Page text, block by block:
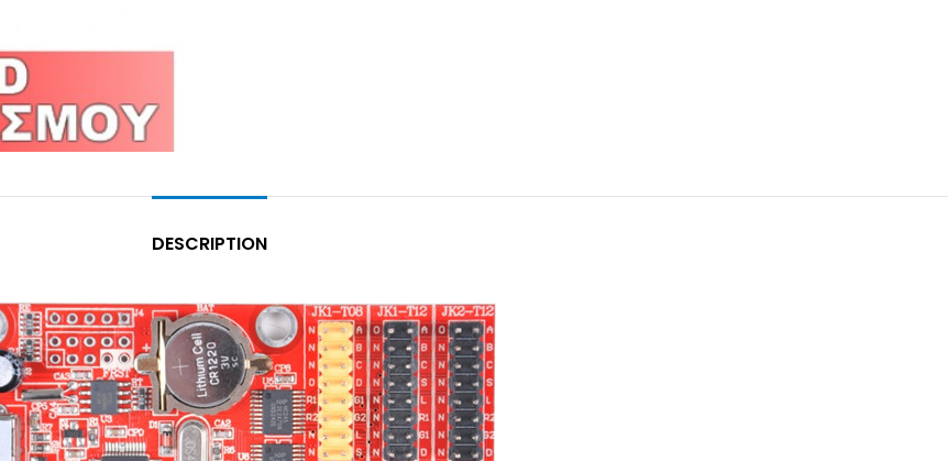
DESCRIPTION